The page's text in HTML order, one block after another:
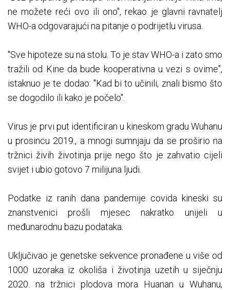
ne možete reći ovo ili ono", rekao je glavni ravnatelj
WHO-a odgovarajući na pitanje o podrijetlu virusa.
"Sve hipoteze su na stolu. To je stav WHO-a i zato smo
tražili od Kine da bude kooperativna u vezi s ovime",
istaknuo je te dodao: "Kad bi to učinili, znali bismo što
se dogodilo ili kako je počelo".
Virus je prvi put identificiran u kineskom gradu Wuhanu
u prosincu 2019., a mnogi sumnjaju da se proširio na
tržnici živih životinja prije nego što je zahvatio cijeli
svijet i ubio gotovo 7 milijuna ljudi.
Podatke iz ranih dana pandemije covida kineski su
znanstvenici prošli mjesec nakratko unijeli u
međunarodnu bazu podataka.
Uključivao je genetske sekvence pronađene u više od
1000 uzoraka iz okoliša i životinja uzetih u siječnju
2020. na tržnici plodova mora Huanan u Wuhanu,